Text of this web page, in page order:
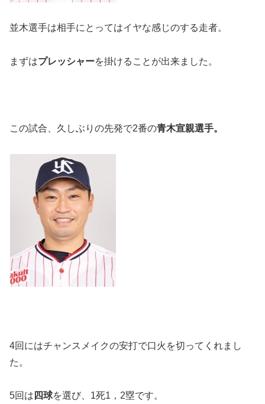
並木選手は相手にとってはイヤな感じのする走者。
まずはプレッシャーを掛けることが出来ました。
この試合、久しぶりの先発で2番の青木宣親選手。
4回にはチャンスメイクの安打で口火を切ってくれまし
た。
5回は 四球を選び、1死1，2塁です。